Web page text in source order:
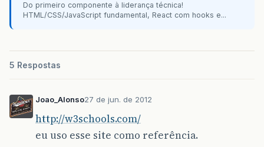
Do primeiro componente à liderança técnica!
HTML/CSS/JavaScript fundamental, React com hooks e...
5 Respostas
Joao_Alonso27 de jun. de 2012
http://w3schools.com/
eu uso esse site como referência.